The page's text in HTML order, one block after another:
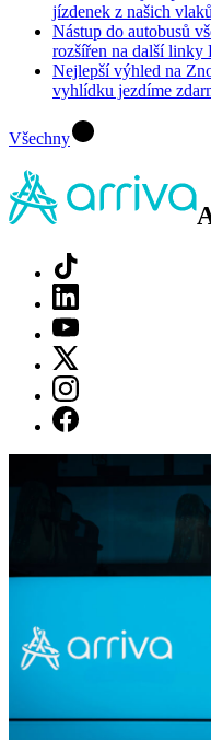
jízdenek z našich vlaků
Nástup do autobusů
rozšířen na další linky
Nejlepší výhled na
vyhlídku jezdíme
Všechny